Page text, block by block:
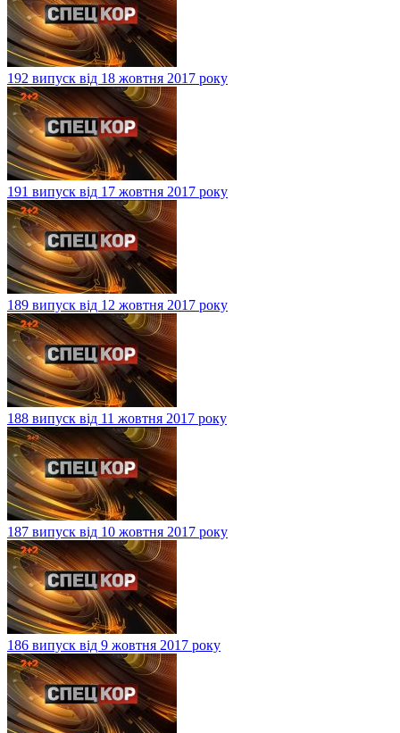
192 випуск від 18 жовтня 2017 року
191 випуск від 17 жовтня 2017 року
189 випуск від 12 жовтня 2017 року
188 випуск від 11 жовтня 2017 року
187 випуск від 10 жовтня 2017 року
186 випуск від 9 жовтня 2017 року